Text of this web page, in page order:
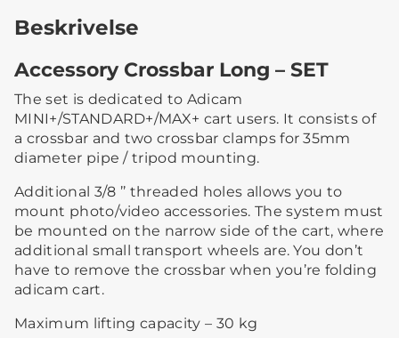
Beskrivelse
Accessory Crossbar Long – SET
The set is dedicated to Adicam
MINI+/STANDARD+/MAX+ cart users. It consists of
a crossbar and two crossbar clamps for 35mm
diameter pipe / tripod mounting.
Additional 3/8 ’’ threaded holes allows you to
mount photo/video accessories. The system must
be mounted on the narrow side of the cart, where
additional small transport wheels are. You don’t
have to remove the crossbar when you’re folding
adicam cart.
Maximum lifting capacity – 30 kg